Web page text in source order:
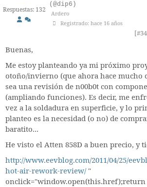
Respuestas: 132
(@dip6)
Ardero
Registrado: hace 16 años
Buenas,
Me estoy planteando ya mi próximo
otoño/invierno (que ahora hace mucho
sea una revisión de n00b0t con
(ampliando funciones). Es decir, me
vez a la soldadura en superficie, y lo
planteo es la necesidad (o no) de
baratito...
He visto el Atten 858D a buen precio, y
http://www.eevblog.com/2011/04/25/
hot-air-rework-review/ "
onclick="window.open(this.href);return